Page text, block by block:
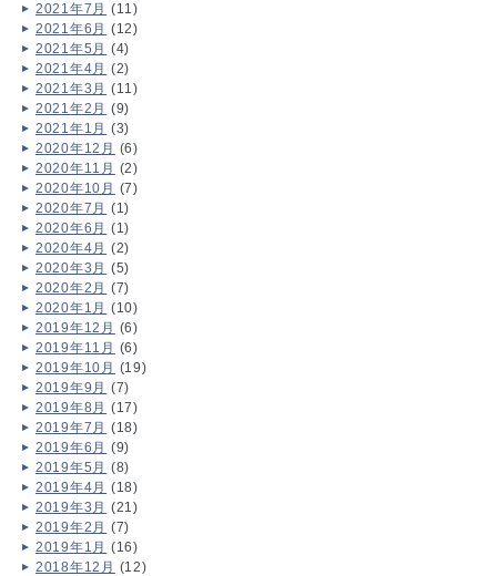
2021年7月 (11)
2021年6月 (12)
2021年5月 (4)
2021年4月 (2)
2021年3月 (11)
2021年2月 (9)
2021年1月 (3)
2020年12月 (6)
2020年11月 (2)
2020年10月 (7)
2020年7月 (1)
2020年6月 (1)
2020年4月 (2)
2020年3月 (5)
2020年2月 (7)
2020年1月 (10)
2019年12月 (6)
2019年11月 (6)
2019年10月 (19)
2019年9月 (7)
2019年8月 (17)
2019年7月 (18)
2019年6月 (9)
2019年5月 (8)
2019年4月 (18)
2019年3月 (21)
2019年2月 (7)
2019年1月 (16)
2018年12月 (12)